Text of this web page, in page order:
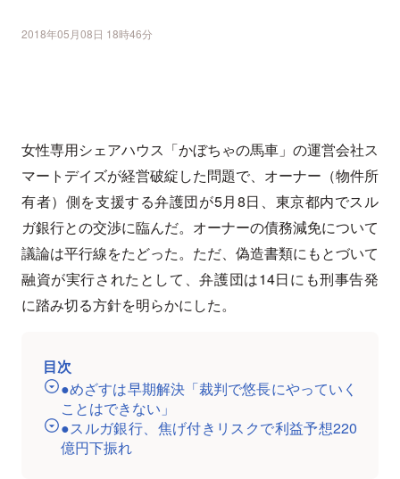
2018年05月08日 18時46分
女性専用シェアハウス「かぼちゃの馬車」の運営会社ス
マートデイズが経営破綻した問題で、オーナー（物件所
有者）側を支援する弁護団が5月8日、東京都内でスル
ガ銀行との交渉に臨んだ。オーナーの債務減免について
議論は平行線をたどった。ただ、偽造書類にもとづいて
融資が実行されたとして、弁護団は14日にも刑事告発
に踏み切る方針を明らかにした。
目次
●めざすは早期解決「裁判で悠長にやっていく
ことはできない」
●スルガ銀行、焦げ付きリスクで利益予想220
億円下振れ